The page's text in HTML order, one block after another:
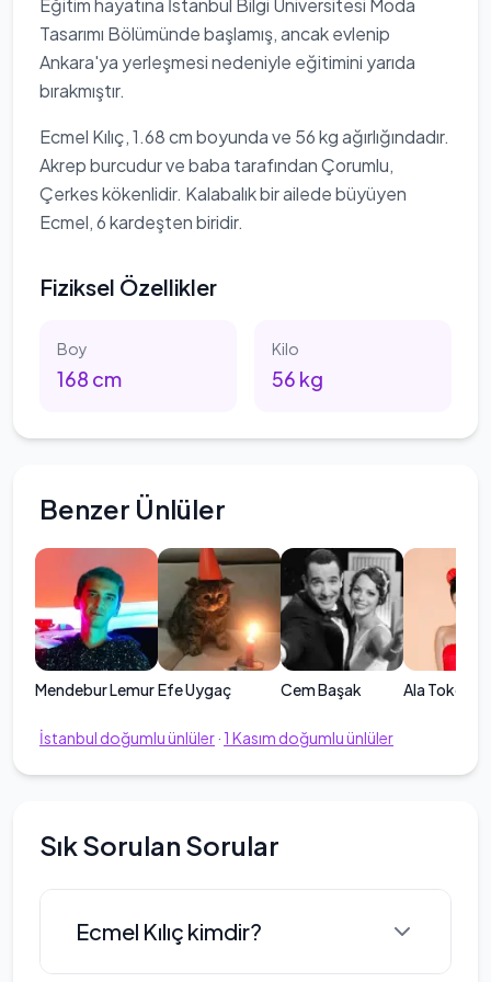
Eğitim hayatına İstanbul Bilgi Üniversitesi Moda
Tasarımı Bölümünde başlamış, ancak evlenip
Ankara'ya yerleşmesi nedeniyle eğitimini yarıda
bırakmıştır.
Ecmel Kılıç, 1.68 cm boyunda ve 56 kg ağırlığındadır.
Akrep burcudur ve baba tarafından Çorumlu,
Çerkes kökenlidir. Kalabalık bir ailede büyüyen
Ecmel, 6 kardeşten biridir.
Fiziksel Özellikler
Boy
168 cm
Kilo
56 kg
Benzer Ünlüler
Mendebur LemurEfe Uygaç Cem Başak Ala Tokel
İstanbul doğumlu ünlüler· 1 Kasım doğumlu ünlüler
Sık Sorulan Sorular
Ecmel Kılıç kimdir?